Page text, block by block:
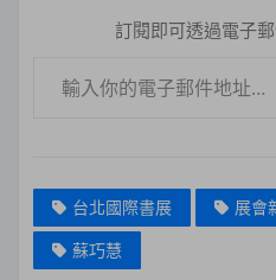
訂閱即可透過電子
台北國際書展 展會
蘇巧慧